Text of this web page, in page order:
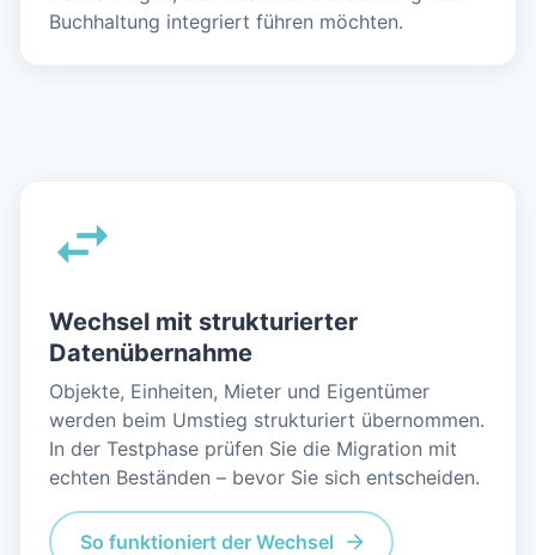
Buchhaltung integriert führen möchten.
Wechsel mit strukturierter
Datenübernahme
Objekte, Einheiten, Mieter und Eigentümer
werden beim Umstieg strukturiert übernommen.
In der Testphase prüfen Sie die Migration mit
echten Beständen – bevor Sie sich entscheiden.
So funktioniert der Wechsel